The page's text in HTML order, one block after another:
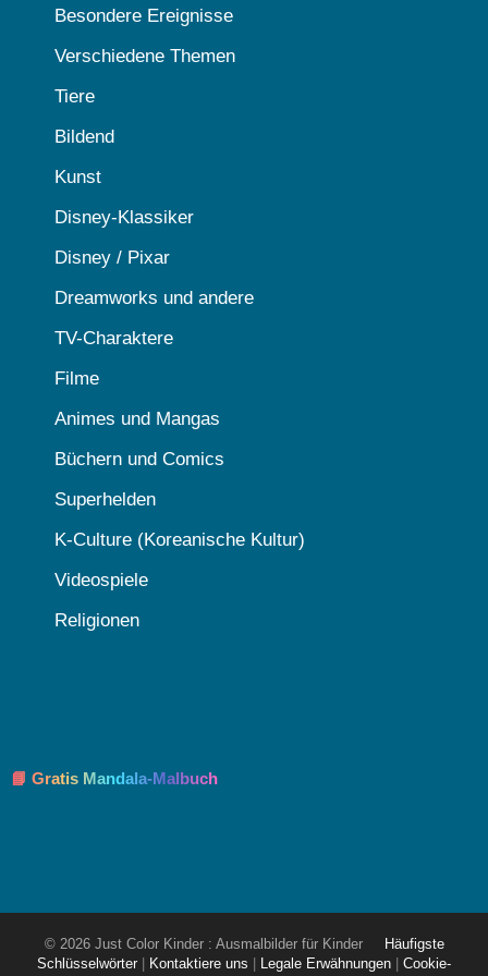
Besondere Ereignisse
Verschiedene Themen
Tiere
Bildend
Kunst
Disney-Klassiker
Disney / Pixar
Dreamworks und andere
TV-Charaktere
Filme
Animes und Mangas
Büchern und Comics
Superhelden
K-Culture (Koreanische Kultur)
Videospiele
Religionen
📘 Gratis Mandala-Malbuch
© 2026 Just Color Kinder : Ausmalbilder für Kinder
Häufigste
Schlüsselwörter
Kontaktiere uns Legale Erwähnungen
Cookie-